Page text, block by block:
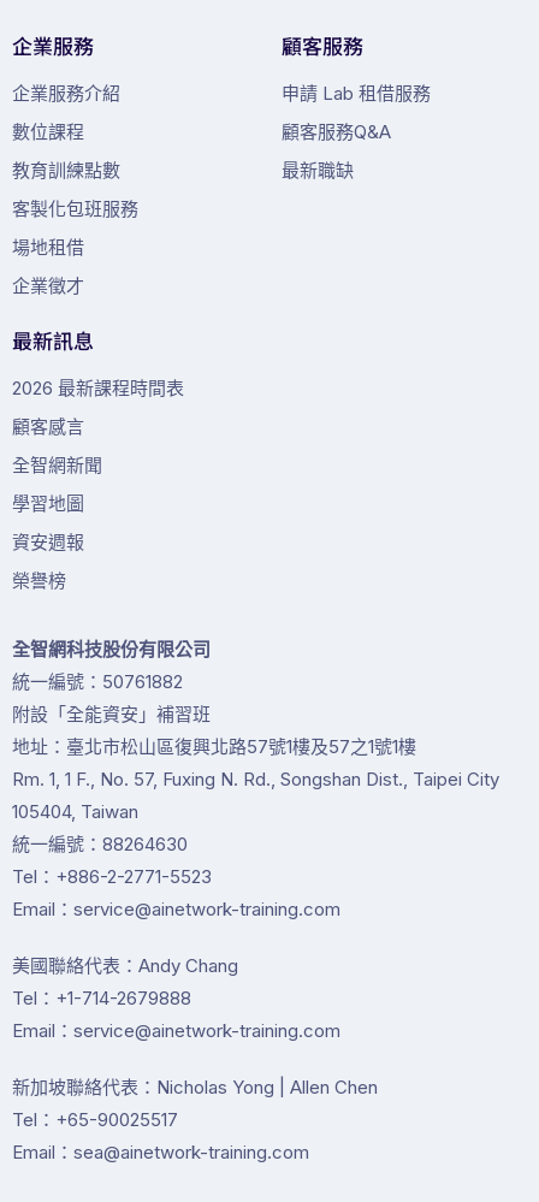
企業服務
企業服務介紹
數位課程
教育訓練點數
客製化包班服務
場地租借
企業徵才
顧客服務
申請 Lab 租借服務
顧客服務Q&A
最新職缺
最新訊息
2026 最新課程時間表
顧客感言
全智網新聞
學習地圖
資安週報
榮譽榜
全智網科技股份有限公司
統一編號：50761882
附設「全能資安」補習班
地址：臺北市松山區復興北路57號1樓及57之1號1樓
Rm. 1, 1 F., No. 57, Fuxing N. Rd., Songshan Dist., Taipei City
105404, Taiwan
統一編號：88264630
Tel：+886-2-2771-5523
Email：service@ainetwork-training.com
美國聯絡代表：Andy Chang
Tel：+1-714-2679888
Email：service@ainetwork-training.com
新加坡聯絡代表：Nicholas Yong | Allen Chen
Tel：+65-90025517
Email：sea@ainetwork-training.com